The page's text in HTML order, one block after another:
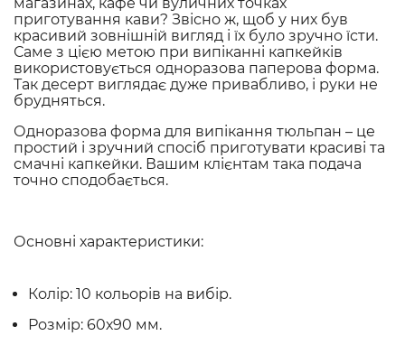
приготування кави? Звісно ж, щоб у них був
красивий зовнішній вигляд і їх було зручно їсти.
Саме з цією метою при випіканні капкейків
використовується одноразова паперова форма.
Так десерт виглядає дуже привабливо, і руки не
брудняться.
Одноразова форма для випікання тюльпан – це
простий і зручний спосіб приготувати красиві та
смачні капкейки. Вашим клієнтам така подача
точно сподобається.
Основні характеристики:
Колір: 10 кольорів на вибір.
Розмір: 60х90 мм.